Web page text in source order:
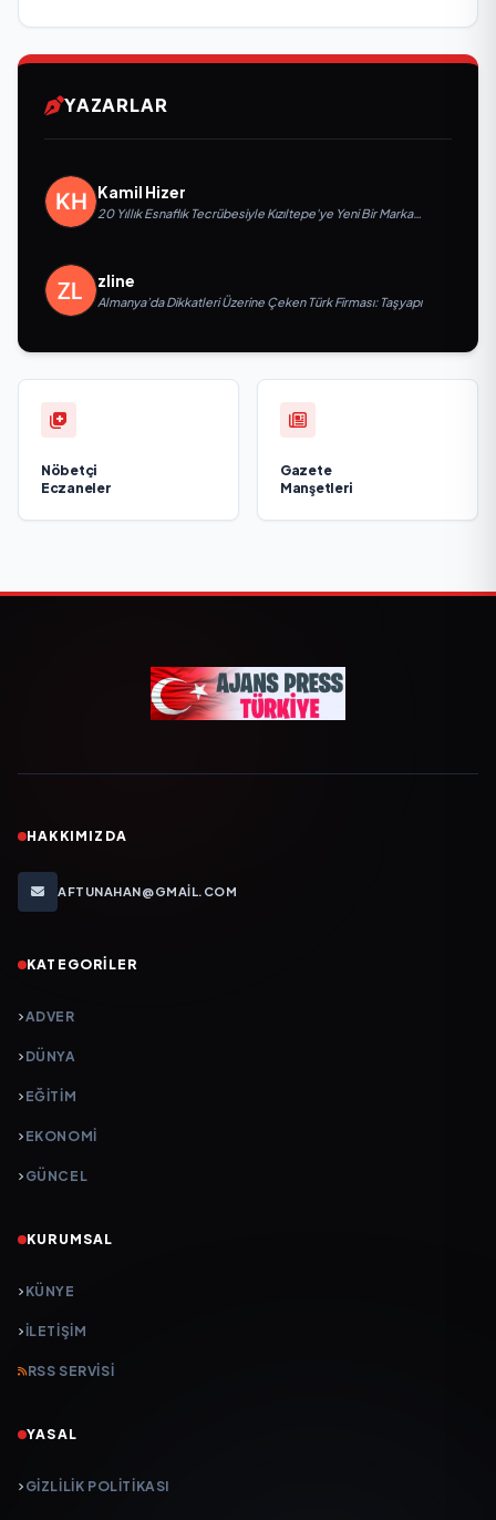
YAZARLAR
Kamil Hizer
20 Yıllık Esnaflık Tecrübesiyle Kızıltepe'ye Yeni Bir Marka
zline
Almanya’da Dikkatleri Üzerine Çeken Türk Firması: Taşyapı
Nöbetçi
Eczaneler
Gazete
Manşetleri
HAKKIMIZDA
AFTUNAHAN@GMAIL.COM
KATEGORILER
ADVER
DÜNYA
EĞİTİM
EKONOMİ
GÜNCEL
KURUMSAL
KÜNYE
İLETIŞIM
RSS SERVISI
YASAL
GIZLILIK POLITIKASI